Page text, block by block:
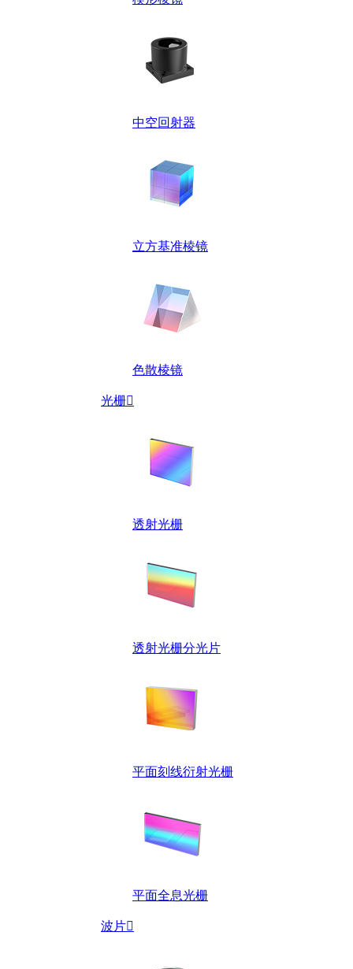
中空回射器
立方基准棱镜
色散棱镜
光栅
透射光栅
透射光栅分光片
平面刻线衍射光栅
平面全息光栅
波片